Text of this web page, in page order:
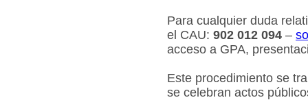
Para cualquier duda
el CAU: 902 012 094 –
acceso a GPA,
Este procedimiento se
se celebran actos